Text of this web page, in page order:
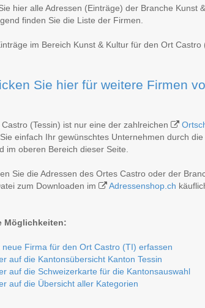
hier alle Adressen (Einträge) der Branche Kunst
finden Sie die Liste der Firmen.
im Bereich Kunst & Kultur für den Ort Castro
Sie hier für weitere Firmen
(Tessin) ist nur eine der zahlreichen
einfach Ihr gewünschtes Unternehmen durch
im oberen Bereich dieser Seite.
Sie die Adressen des Ortes Castro oder der
zum Downloaden im
Adressenshop.ch
Möglichkeiten:
neue Firma für den Ort Castro (TI) erfassen
auf die Kantonsübersicht Kanton Tessin
auf die Schweizerkarte für die Kantonsauswahl
auf die Übersicht aller Kategorien